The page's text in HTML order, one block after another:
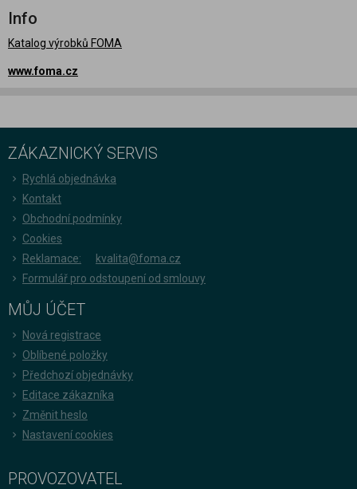
Info
Katalog výrobků FOMA
www.foma.cz
ZÁKAZNICKÝ SERVIS
Rychlá objednávka
Kontakt
Obchodní podmínky
Cookies
Reklamace:
kvalita@foma.cz
Formulář pro odstoupení od smlouvy
MŮJ ÚČET
Nová registrace
Oblíbené položky
Předchozí objednávky
Editace zákazníka
Změnit heslo
Nastavení cookies
PROVOZOVATEL